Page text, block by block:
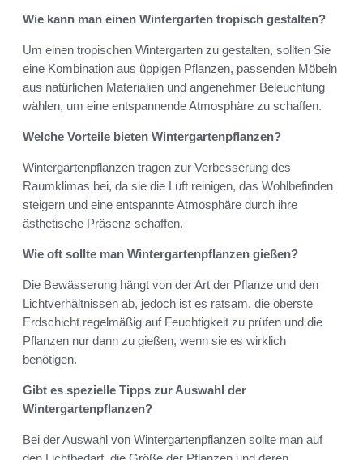
Wie kann man einen Wintergarten tropisch gestalten?
Um einen tropischen Wintergarten zu gestalten, sollten Sie
eine Kombination aus üppigen Pflanzen, passenden Möbeln
aus natürlichen Materialien und angenehmer Beleuchtung
wählen, um eine entspannende Atmosphäre zu schaffen.
Welche Vorteile bieten Wintergartenpflanzen?
Wintergartenpflanzen tragen zur Verbesserung des
Raumklimas bei, da sie die Luft reinigen, das Wohlbefinden
steigern und eine entspannte Atmosphäre durch ihre
ästhetische Präsenz schaffen.
Wie oft sollte man Wintergartenpflanzen gießen?
Die Bewässerung hängt von der Art der Pflanze und den
Lichtverhältnissen ab, jedoch ist es ratsam, die oberste
Erdschicht regelmäßig auf Feuchtigkeit zu prüfen und die
Pflanzen nur dann zu gießen, wenn sie es wirklich
benötigen.
Gibt es spezielle Tipps zur Auswahl der
Wintergartenpflanzen?
Bei der Auswahl von Wintergartenpflanzen sollte man auf